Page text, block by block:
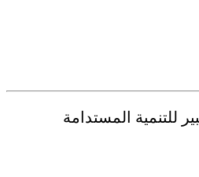
للتنمية المستدامة